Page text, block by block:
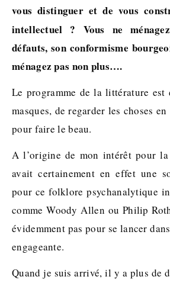
vous distinguer et de vous
intellectuel ? Vous ne
défauts, son conformisme
ménagez pas non plus….
Le programme de la littérature est
masques, de regarder les choses
pour faire le beau.
A l’origine de mon intérêt pour
avait certainement en effet une
pour ce folklore psychanalytique
comme Woody Allen ou Philip
évidemment pas pour se lancer
engageante.
Quand je suis arrivé, il y a plus de